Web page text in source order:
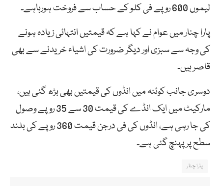
لیموں 600 روپے فی کلو کے حساب سے فروخت ہورہاہے۔
پارا چنار میں عوام نے کہا ہے کہ قیمتیں انتہائی زیادہ ہونے
کی وجہ سے سبزی اور دیگر ضرورت کی اشیاء خریدنے سے بھی
قاصر ہیں۔
دوسری جانب کوئٹہ میں انڈوں کی قیمتیں بھی بڑھ گئی ہیں،
مارکیٹ میں ایک انڈے کی قیمت 30 سے 35 روپے وصول
کی جا رہی ہے، انڈوں کی فی درجن قیمت 360 روپے کی بلند
سطح پر پہنچ گئی ہے۔
پارا چنار